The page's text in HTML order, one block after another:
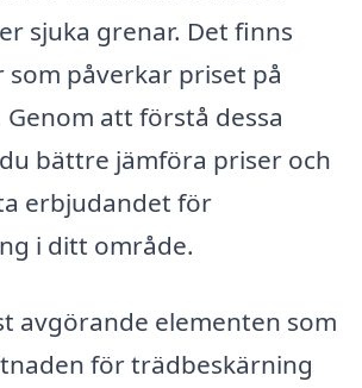
sjuka grenar. Det finns
påverkar priset på
att förstå dessa
bättre jämföra priser och
erbjudandet för
i ditt område.
avgörande elementen som
för trädbeskärning